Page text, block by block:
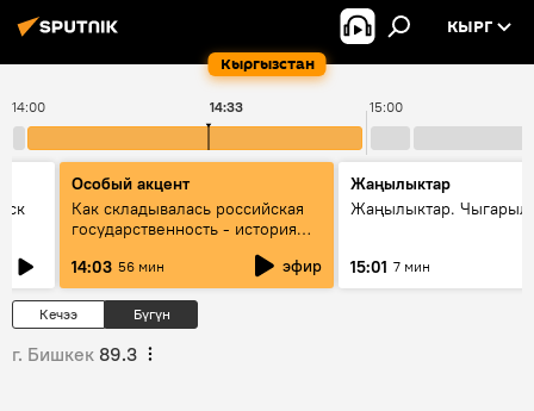
Кыргызстан
КЫРГ
14:00 15:00
14:33
Особый акцент
Как складывалась российская
государственность - история
России и геополитика Евразии
глазами аналитиков
14:03 56 мин эфир
Жаңылыктар
Жаңылыктар.
15:01 7 мин
Кечээ Бүгүн
г. Бишкек 89.3